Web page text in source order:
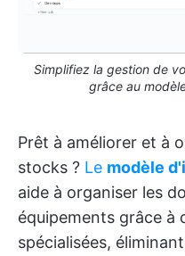
Simplifiez la gestion de
grâce au
Prêt à améliorer et à
stocks ? Le modèle
aide à organiser les
équipements grâce à
spécialisées,